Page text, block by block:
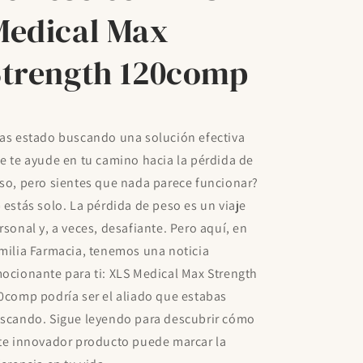
Max
120comp
estado buscando una solución efectiva
te ayude en tu camino hacia la pérdida de
pero sientes que nada parece funcionar?
estás solo. La pérdida de peso es un viaje
y, a veces, desafiante. Pero aquí, en
Farmacia, tenemos una noticia
para ti: XLS Medical Max Strength
podría ser el aliado que estabas
Sigue leyendo para descubrir cómo
innovador producto puede marcar la